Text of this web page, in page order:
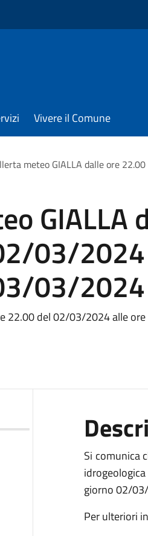
Vivere il Comune
meteo GIALLA dalle ore
GIALLA
03/
03/2024
22.00 del 02/03/2024 alle
Si comunica
giorno 02/
Per ulteriori